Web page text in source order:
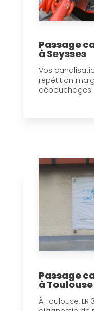
Passage
à Seysses
Vos
répétition
débouchages
Passage
à Toulouse
À Toulouse,